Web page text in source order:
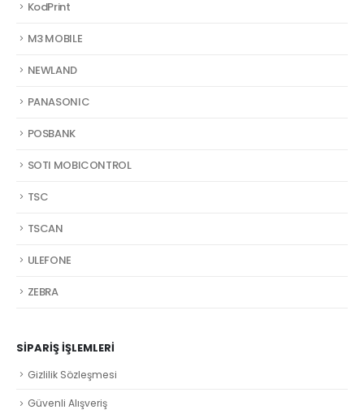
KodPrint
M3 MOBILE
NEWLAND
PANASONIC
POSBANK
SOTI MOBICONTROL
TSC
TSCAN
ULEFONE
ZEBRA
SIPARIŞ İŞLEMLERI
Gizlilik Sözleşmesi
Güvenli Alışveriş